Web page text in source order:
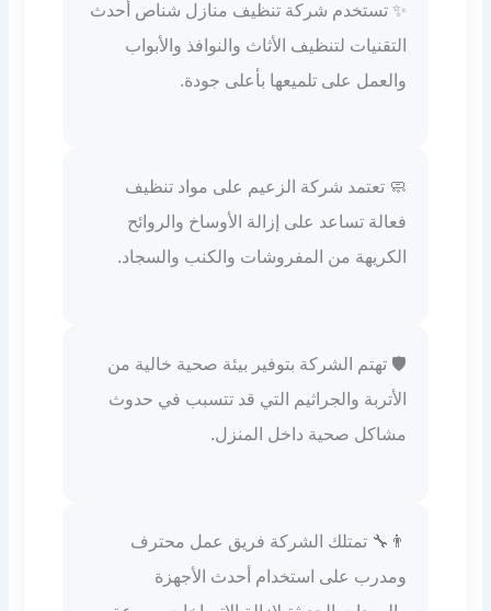
✨ تستخدم شركة تنظيف منازل شناص أحدث
التقنيات لتنظيف الأثاث والنوافذ والأبواب
والعمل على تلميعها بأعلى جودة.
🧼 تعتمد شركة الزعيم على مواد تنظيف
فعالة تساعد على إزالة الأوساخ والروائح
الكريهة من المفروشات والكنب والسجاد.
🛡️ تهتم الشركة بتوفير بيئة صحية خالية من
الأتربة والجراثيم التي قد تتسبب في حدوث
مشاكل صحية داخل المنزل.
👨‍🔧 تمتلك الشركة فريق عمل محترف
ومدرب على استخدام أحدث الأجهزة